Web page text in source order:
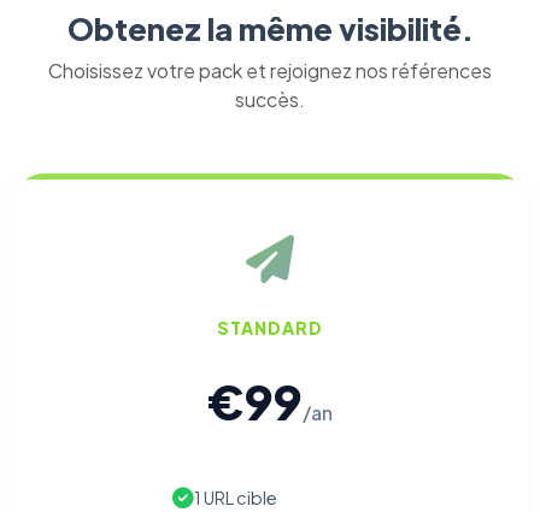
Obtenez la même visibilité.
Choisissez votre pack et rejoignez nos références
succès.
STANDARD
€99/an
1 URL cible